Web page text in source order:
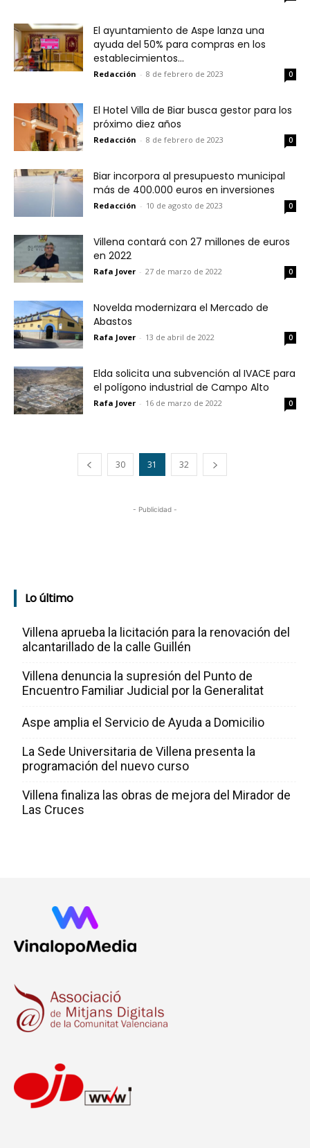
El ayuntamiento de Aspe lanza una
ayuda del 50% para compras en los
establecimientos...
Redacción - 8 de febrero de 2023 0
El Hotel Villa de Biar busca gestor para los
próximo diez años
Redacción - 8 de febrero de 2023 0
Biar incorpora al presupuesto municipal
más de 400.000 euros en inversiones
Redacción - 10 de agosto de 2023 0
Villena contará con 27 millones de euros
en 2022
Rafa Jover - 27 de marzo de 2022 0
Novelda modernizara el Mercado de
Abastos
Rafa Jover - 13 de abril de 2022 0
Elda solicita una subvención al IVACE para
el polígono industrial de Campo Alto
Rafa Jover - 16 de marzo de 2022 0
30 31 32
- Publicidad -
Lo último
Villena aprueba la licitación para la renovación del
alcantarillado de la calle Guillén
Villena denuncia la supresión del Punto de
Encuentro Familiar Judicial por la Generalitat
Aspe amplia el Servicio de Ayuda a Domicilio
La Sede Universitaria de Villena presenta la
programación del nuevo curso
Villena finaliza las obras de mejora del Mirador de
Las Cruces